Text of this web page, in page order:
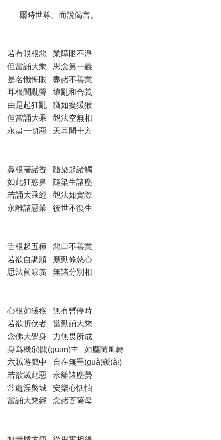
爾時世尊。而說偈言。
若有眼根惡 業障眼不淨
但當誦大乘 思念第一義
是名懺悔眼 盡諸不善業
耳根聞亂聲 壞亂和合義
由是起狂亂 猶如癡猨猴
但當誦大乘 觀法空無相
永盡一切惡 天耳聞十方
鼻根著諸香 隨染起諸觸
如此狂惑鼻 隨染生諸塵
若誦大乘經 觀法如實際
永離諸惡業 後世不復生
舌根起五種 惡口不善業
若欲自調順 應勤修慈心
思法眞寂義 無諸分別相
心根如猨猴 無有暫停時
若欲折伏者 當勤誦大乘
念佛大覺身 力無畏所成
身爲機(jī)關(guān)主 如塵隨風轉
六賊遊戲中 自在無罣(guà)礙(ài)
若欲滅此惡 永離諸塵勞
常處涅槃城 安樂心恬怕
當誦大乘經 念諸菩薩母